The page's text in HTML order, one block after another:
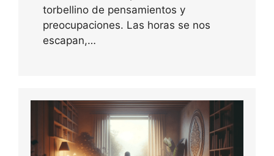
torbellino de pensamientos y
preocupaciones. Las horas se nos
escapan,…